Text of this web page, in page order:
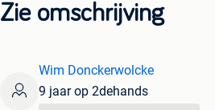
Zie omschrijving
Wim Donckerwolcke
9 jaar op 2dehands